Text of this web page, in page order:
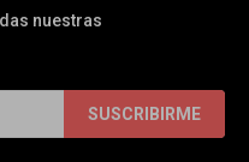
nuestras
SUSCRIBIRME